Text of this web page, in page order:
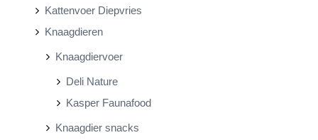
Kattenvoer Diepvries
Knaagdieren
Knaagdiervoer
Deli Nature
Kasper Faunafood
Knaagdier snacks